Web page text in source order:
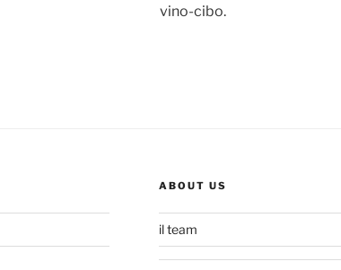
vino-cibo.
ABOUT US
il team